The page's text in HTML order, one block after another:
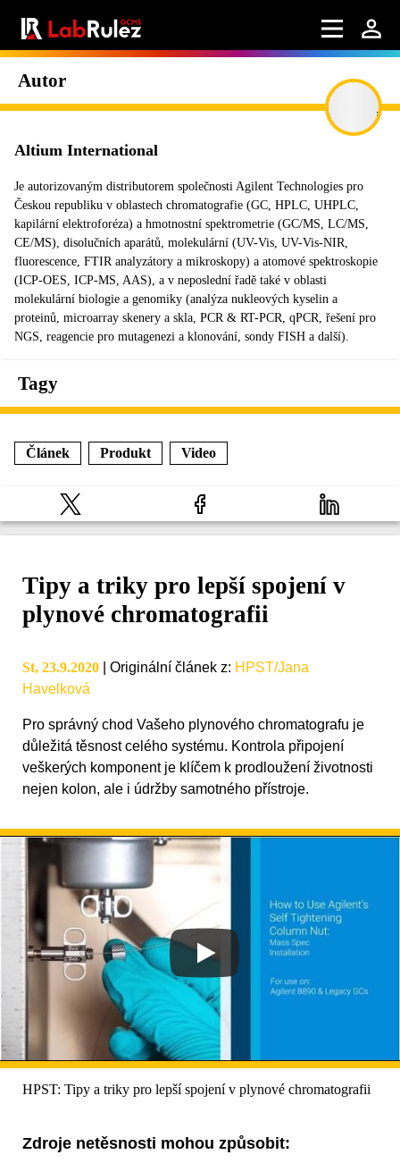
Autor
Altium International
Je autorizovaným distributorem společnosti Agilent Technologies pro
Českou republiku v oblastech chromatografie (GC, HPLC, UHPLC,
kapilární elektroforéza) a hmotnostní spektrometrie (GC/MS, LC/MS,
CE/MS), disolučních aparátů, molekulární (UV-Vis, UV-Vis-NIR,
fluorescence, FTIR analyzátory a mikroskopy) a atomové spektroskopie
(ICP-OES, ICP-MS, AAS), a v neposlední řadě také v oblasti
molekulární biologie a genomiky (analýza nukleových kyselin a
proteinů, microarray skenery a skla, PCR & RT-PCR, qPCR, řešení pro
NGS, reagencie pro mutagenezi a klonování, sondy FISH a další).
Tagy
Článek Produkt Video
Tipy a triky pro lepší spojení v
plynové chromatografii
St, 23.9.2020 Originální článek z: HPST/Jana
Havelková
Pro správný chod Vašeho plynového chromatografu je
důležitá těsnost celého systému. Kontrola připojení
veškerých komponent je klíčem k prodloužení životnosti
nejen kolon, ale i údržby samotného přístroje.
HPST: Tipy a triky pro lepší spojení v plynové chromatografii
Zdroje netěsnosti mohou způsobit: